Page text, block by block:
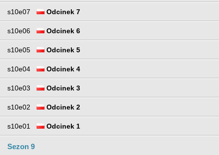
s10e07 Odcinek 7
s10e06 Odcinek 6
s10e05 Odcinek 5
s10e04 Odcinek 4
s10e03 Odcinek 3
s10e02 Odcinek 2
s10e01 Odcinek 1
Sezon 9